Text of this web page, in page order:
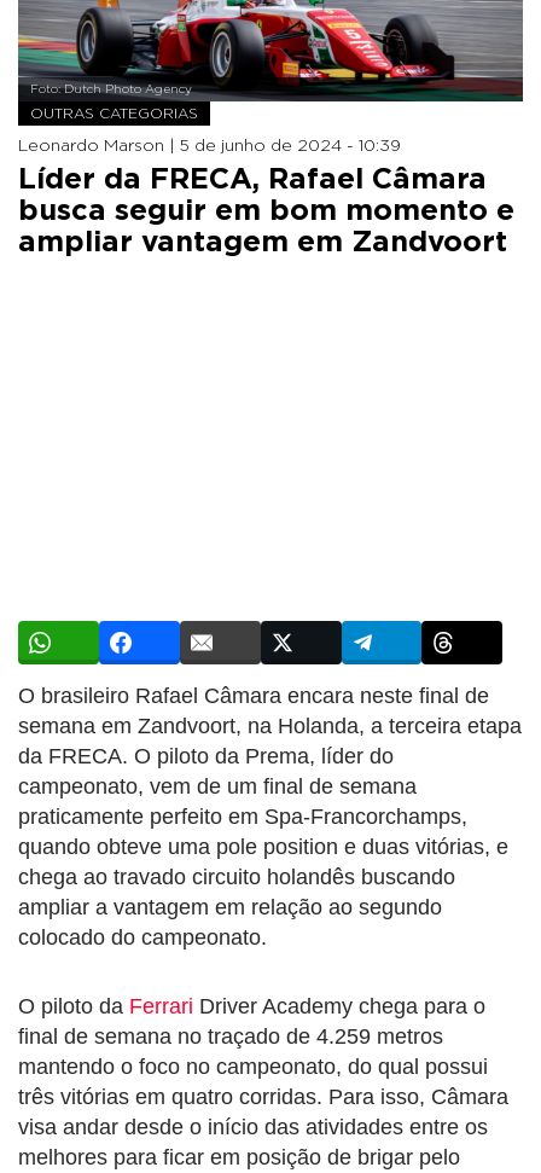
Foto: Dutch Photo Agency
OUTRAS CATEGORIAS
Leonardo Marson | 5 de junho de 2024 - 10:39
Líder da FRECA, Rafael Câmara
busca seguir em bom momento e
ampliar vantagem em Zandvoort
O brasileiro Rafael Câmara encara neste final de
semana em Zandvoort, na Holanda, a terceira etapa
da FRECA. O piloto da Prema, líder do
campeonato, vem de um final de semana
praticamente perfeito em Spa-Francorchamps,
quando obteve uma pole position e duas vitórias, e
chega ao travado circuito holandês buscando
ampliar a vantagem em relação ao segundo
colocado do campeonato.
O piloto da Ferrari Driver Academy chega para o
final de semana no traçado de 4.259 metros
mantendo o foco no campeonato, do qual possui
três vitórias em quatro corridas. Para isso, Câmara
visa andar desde o início das atividades entre os
melhores para ficar em posição de brigar pelo